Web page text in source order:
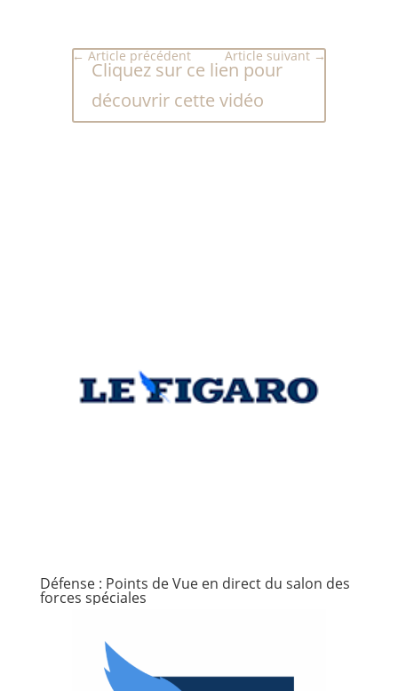
←Article précédent Article suivant→
Cliquez sur ce lien pour
découvrir cette vidéo
Défense : Points de Vue en direct du salon des
forces spéciales